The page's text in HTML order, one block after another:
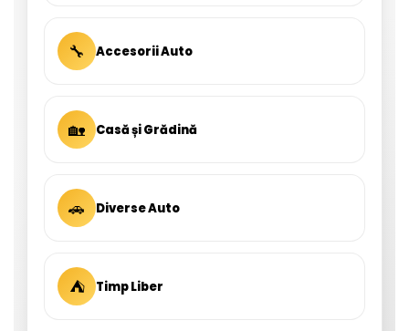
🔧 Accesorii Auto
🏡 Casă și Grădină
🚗 Diverse Auto
⛺ Timp Liber